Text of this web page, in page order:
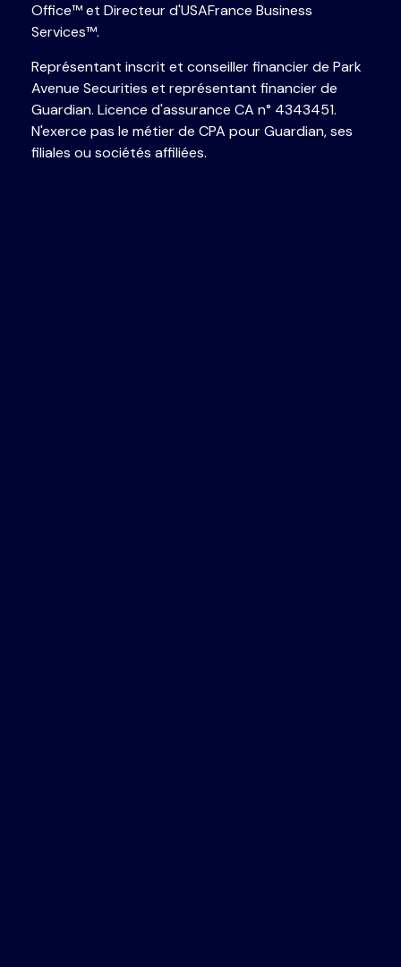
Office™et Directeur d'USAFrance Business
Services™.
Représentant inscrit et conseiller financier de Park
Avenue Securities et représentant financier de
Guardian. Licence d'assurance CA n° 4343451.
N'exerce pas le métier de CPA pour Guardian, ses
filiales ou sociétés affiliées.